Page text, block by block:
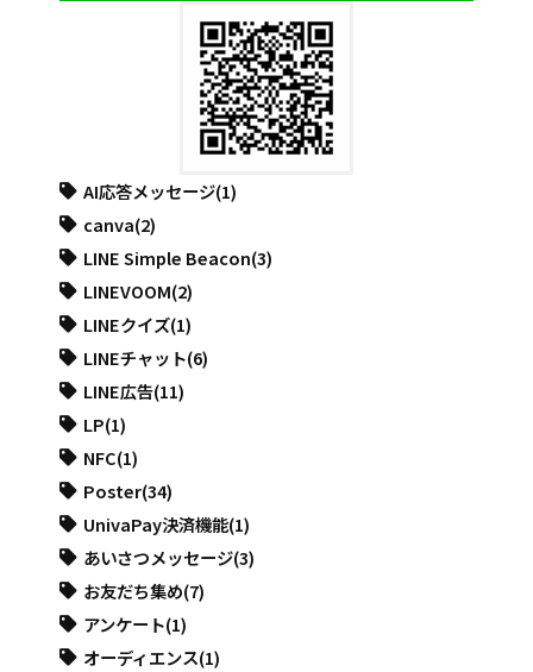
AI応答メッセージ(1)
canva(2)
LINE Simple Beacon(3)
LINEVOOM(2)
LINEクイズ(1)
LINEチャット(6)
LINE広告(11)
LP(1)
NFC(1)
Poster(34)
UnivaPay決済機能(1)
あいさつメッセージ(3)
お友だち集め(7)
アンケート(1)
オーディエンス(1)